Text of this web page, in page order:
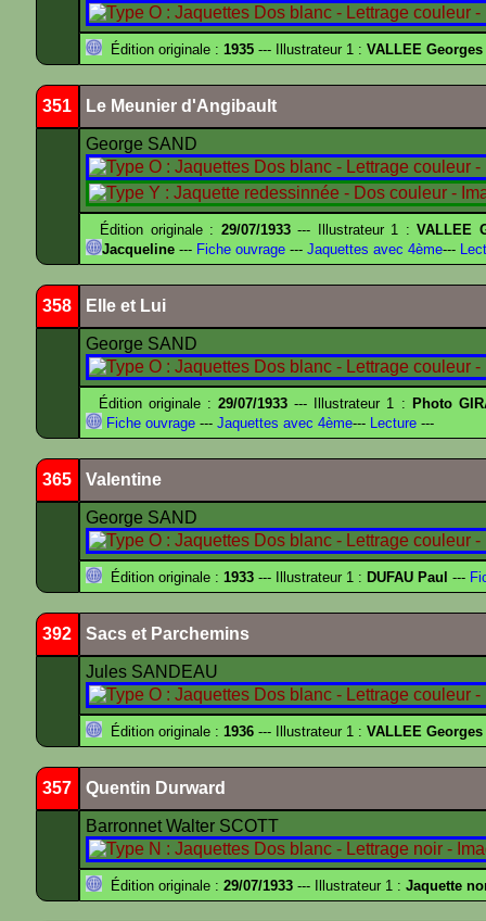
Édition originale : 1935 --- Illustrateur 1 : VALLEE Georges
351 Le Meunier d'Angibault
George SAND
Édition originale : 29/07/1933--- Illustrateur 1 :VALLEE
Jacqueline --- Fiche ouvrage --- Jaquettes avec 4ème---
358 Elle et Lui
George SAND
Édition originale :29/07/1933 --- Illustrateur 1 : Photo
Fiche ouvrage --- Jaquettes avec 4ème--- Lecture ---
365 Valentine
George SAND
Édition originale : 1933 --- Illustrateur 1 : DUFAU Paul ---
392 Sacs et Parchemins
Jules SANDEAU
Édition originale : 1936 --- Illustrateur 1 : VALLEE Georges
357 Quentin Durward
Barronnet Walter SCOTT
Édition originale : 29/07/1933 --- Illustrateur 1 : Jaquette